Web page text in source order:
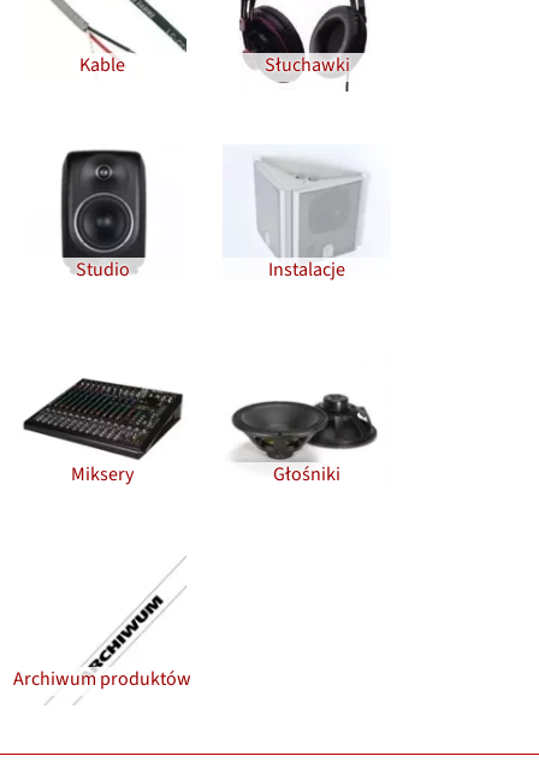
Kable Słuchawki
Studio Instalacje
Miksery Głośniki
Archiwum produktów